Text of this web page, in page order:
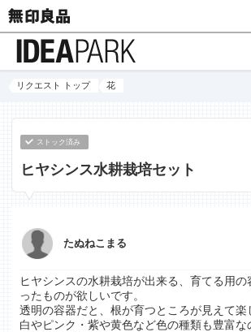
リクエスト トップ 花
ストック済み
ヒヤシンス水耕栽培セット
たぬねこまる
ヒヤシンスの水耕栽培が出来る、育てる用の
ったものが欲しいです。
透明の容器だと、根が育つところが見えて楽
白やピンク・紫や黄色など色の種類も豊富な